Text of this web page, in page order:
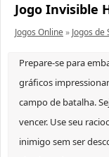
Jogo Invisible
Jogos Online» Jogos de
Prepare-se para
gráficos
campo de batalha.
vencer. Use seu
inimigo sem ser